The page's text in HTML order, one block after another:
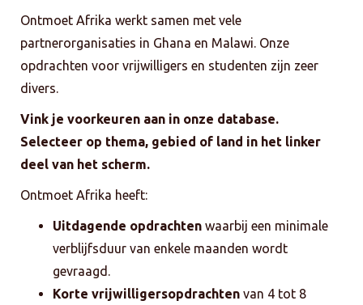
Ontmoet Afrika werkt samen met vele
partnerorganisaties in Ghana en Malawi. Onze
opdrachten voor vrijwilligers en studenten zijn zeer
divers.
Vink je voorkeuren aan in onze database.
Selecteer op thema, gebied of land in het linker
deel van het scherm.
Ontmoet Afrika heeft:
Uitdagende opdrachten waarbij een minimale
verblijfsduur van enkele maanden wordt
gevraagd.
Korte vrijwilligersopdrachten van 4 tot 8